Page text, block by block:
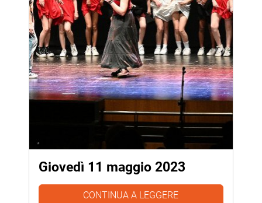
Giovedì 11 maggio 2023
CONTINUA A LEGGERE